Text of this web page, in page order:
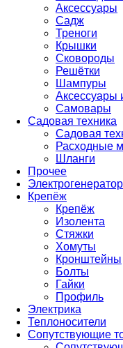
Аксессуары
Садж
Треноги
Крышки
Сковороды
Решётки
Шампуры
Аксессуары
Самовары
Садовая техника
Садовая
Расходные
Шланги
Прочее
Крепёж
Крепёж
Изолента
Стяжки
Хомуты
Кронштейны
Болты
Гайки
Профиль
Электрика
Теплоносители
Сопутствующие